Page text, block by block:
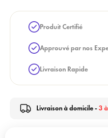
Produit Certifié
Approuvé par nos
Livraison Rapide
Livraison à domicile -3